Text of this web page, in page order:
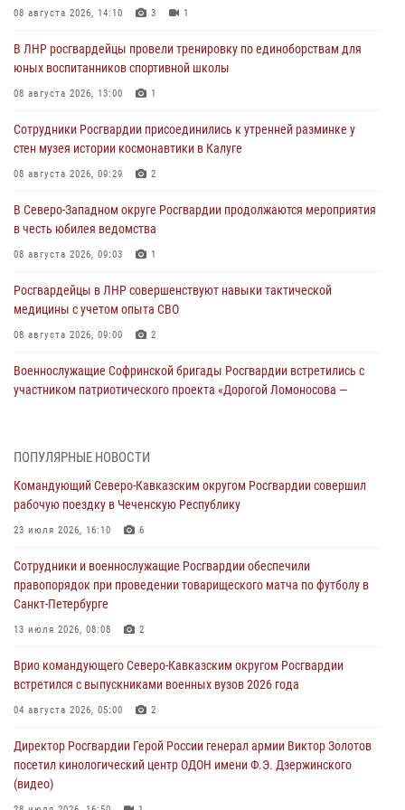
08 августа 2026, 14:10 3 1
В ЛНР росгвардейцы провели тренировку по единоборствам для
юных воспитанников спортивной школы
08 августа 2026, 13:00 1
Сотрудники Росгвардии присоединились к утренней разминке у
стен музея истории космонавтики в Калуге
08 августа 2026, 09:29 2
В Северо-Западном округе Росгвардии продолжаются мероприятия
в честь юбилея ведомства
08 августа 2026, 09:03 1
Росгвардейцы в ЛНР совершенствуют навыки тактической
медицины с учетом опыта СВО
08 августа 2026, 09:00 2
Военнослужащие Софринской бригады Росгвардии встретились с
участником патриотического проекта «Дорогой Ломоносова —
Кузбассе
08 августа 2026, 07:00
исполнилось 20 лет
08 августа 2026, 07:00
В Кабардино-Балкарии сотрудники Росгвардии провели турнир по
08 августа 2026, 07:00
В Москве росгвардейцы оказали помощь медикам и девушке с
08 августа 2026, 06:32 1
ПОПУЛЯРНЫЕ НОВОСТИ
Командующий Северо-Кавказским округом Росгвардии совершил
рабочую поездку в Чеченскую Республику
23 июля 2026, 16:10 6
Сотрудники и военнослужащие Росгвардии обеспечили
правопорядок при проведении товарищеского матча по футболу в
Санкт-Петербурге
13 июля 2026, 08:08 2
Врио командующего Северо-Кавказским округом Росгвардии
встретился с выпускниками военных вузов 2026 года
04 августа 2026, 05:00 2
Директор Росгвардии Герой России генерал армии Виктор Золотов
посетил кинологический центр ОДОН имени Ф.Э. Дзержинского
(видео)